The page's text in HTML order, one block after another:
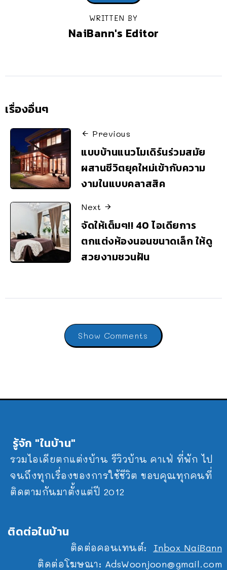
WRITTEN BY
NaiBann's Editor
เรื่องอื่นๆ
Previous
แบบบ้านแนวโมเดิร์นร่วมสมัย
ผสานชีวิตยุคใหม่เข้ากับความ
งามในแบบคลาสสิค
Next
จัดให้เต็มๆ!! 40 ไอเดียการ
ตกแต่งห้องนอนขนาดเล็ก ให้ดู
สวยงามชวนฝัน
Show Comments
รู้จัก "ในบ้าน"
รวมไอเดียตกแต่งบ้าน รีวิวบ้าน คาเฟ่ ที่พัก ไป
จนถึงทุกเรื่องของการใช้ชีวิต ขอบคุณทุกคนที่
ติดตามกันมาตั้งแต่ปี 2012
ติดต่อในบ้าน
ติดต่อคอนเทนต์: Inbox NaiBann
ติดต่อโฆษณา: AdsWoonjoon@gmail.com